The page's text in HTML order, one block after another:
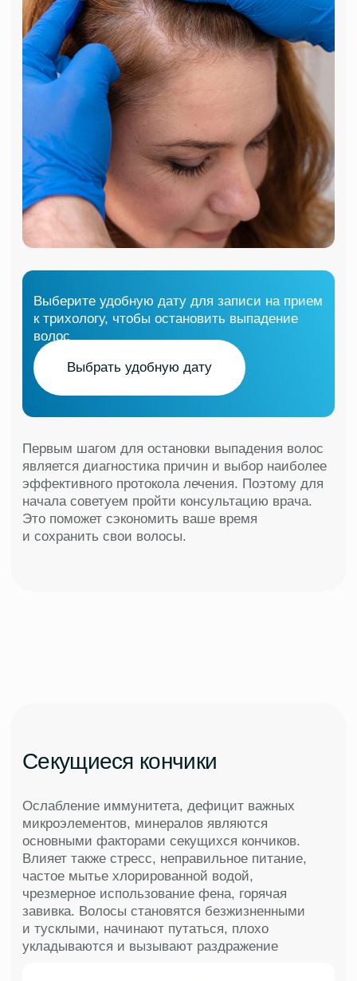
Консультация поможет вам установить причины
нарушения роста волос, получить
результативный протокол лечения, сэкономить
время и бюджет.
генетическая предрасположенность,
как железо, цинк, витамины группы B и D.
Волосы становятся более подверженными
к повреждениям после частой укладки,
химической завивки и окрашивания.
При появлении первых признаков ухудшения
качества волос мы рекомендуем
использование медикаментозных препаратов
и подобрать медицинские шампуни
и кондиционер. Это поможет укрепить волосы
Сухие и ломкие волосы
Для исключения рецидива,
применяем инновационные
процедуры:
Плазмотерапия
Дерматоскопия, анализ уровня гормонов,
Выберите удобную дату для консультации,
чтобы вернуть здоровые и крепкие волосы
Выбрать удобную дату